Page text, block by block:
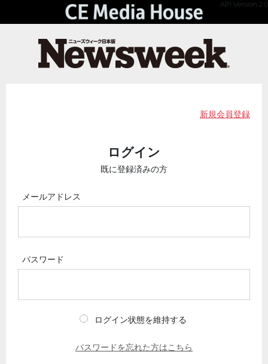
API Version 2.0
新規会員登録
ログイン
既に登録済みの方
メールアドレス
パスワード
ログイン状態を維持する
パスワードを忘れた方はこちら